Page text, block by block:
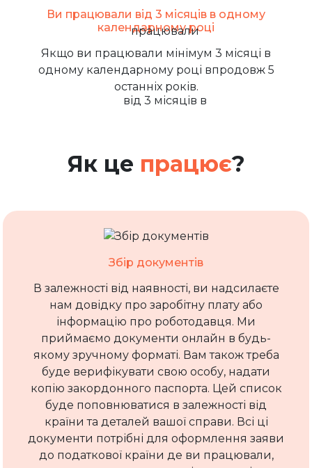
Ви працювали від 3 місяців в одному
календарному році
Якщо ви працювали мінімум 3 місяці в
одному календарному році впродовж 5
останніх років.
Як це працює?
Збір документів
В залежності від наявності, ви надсилаєте
нам довідку про заробітну плату або
інформацію про роботодавця. Ми
приймаємо документи онлайн в будь-
якому зручному форматі. Вам також треба
буде верифікувати свою особу, надати
копію закордонного паспорта. Цей список
буде поповнюватися в залежності від
країни та деталей вашої справи. Всі ці
документи потрібні для оформлення заяви
до податкової країни де ви працювали,